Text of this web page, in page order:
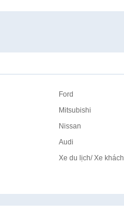
Ford
Mitsubishi
Nissan
Audi
Xe du lịch/ Xe khách